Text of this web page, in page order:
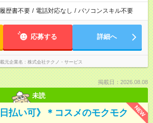
履歴書不要 / 電話対応なし / パソコンスキル不要
応募する 詳細へ
元企業名 株式会社テクノ・サービス
掲載日：2026.08.08
未読
NEW
払い可》＊コスメのモクモク